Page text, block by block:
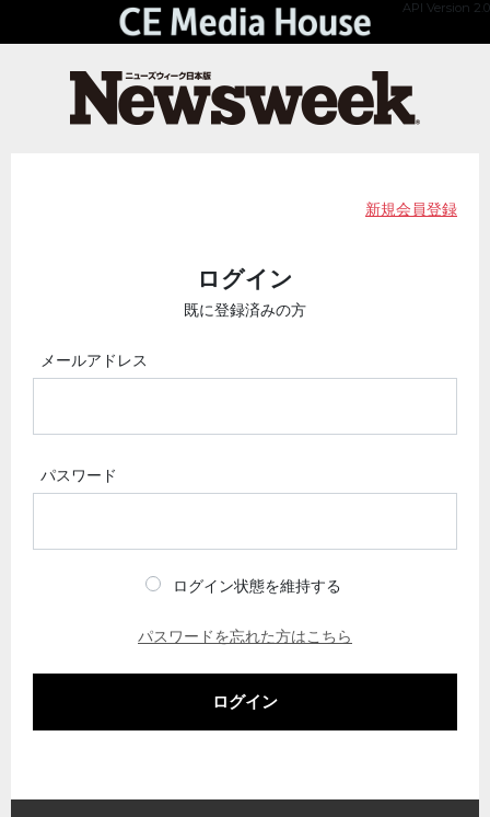
API Version 2.0
新規会員登録
ログイン
既に登録済みの方
メールアドレス
パスワード
ログイン状態を維持する
パスワードを忘れた方はこちら
ログイン